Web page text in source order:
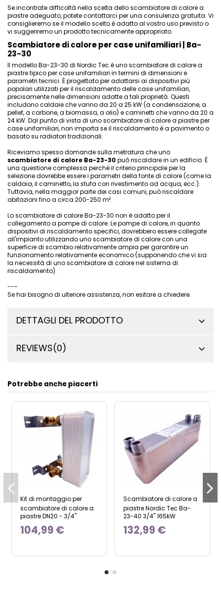
Se incontrate difficoltà nella scelta dello scambiatore di calore a
piastre adeguato, potete contattarci per una consulenza gratuita. Vi
consiglieremo se il modello scelto è adatto al vostro uso previsto o
vi suggeriremo un prodotto tecnicamente appropriato.
Scambiatore di calore per case unifamiliari | Ba-
23-30
Il modello Ba-23-30 di Nordic Tec è uno scambiatore di calore a
piastre tipico per case unifamiliari in termini di dimensioni e
parametri tecnici. È progettato per adattarsi ai dispositivi più
popolari utilizzati per il riscaldamento delle case unifamiliari,
precisamente nelle dimensioni adatte a tali proprietà. Questi
includono caldaie che vanno da 20 a 25 kW (a condensazione, a
pellet, a carbone, a biomassa, a olio) e caminetti che vanno da 20 a
24 kW. Dal punto di vista di uno scambiatore di calore a piastre per
case unifamiliari, non importa se il riscaldamento è a pavimento o
basato su radiatori tradizionali.
Riceviamo spesso domande sulla metratura che uno
scambiatore di calore Ba-23-30 può riscaldare in un edificio. È
una questione complessa perché il criterio principale per la
selezione dovrebbe essere i parametri della fonte di calore (come la
caldaia, il caminetto, la stufa con rivestimento ad acqua, ecc.).
Tuttavia, nella maggior parte dei casi comuni, può riscaldare
abitazioni fino a circa 200-250 m².
Lo scambiatore di calore Ba-23-30 non è adatto per il
collegamento a pompe di calore. Le pompe di calore, in quanto
dispositivi di riscaldamento specifici, dovrebbero essere collegate
all'impianto utilizzando uno scambiatore di calore con una
superficie di scambio relativamente ampia per garantire un
funzionamento relativamente economico (supponendo che vi sia
la necessità di uno scambiatore di calore nel sistema di
riscaldamento).
---
Se hai bisogno di ulteriore assistenza, non esitare a chiedere.
DETTAGLI DEL PRODOTTO
REVIEWS(0)
Potrebbe anche piacerti
Kit di montaggio per
scambiatore di calore a
piastre DN20 - 3/4"
104,99 €
Scambiatore di calore a
piastre Nordic Tec Ba-
23-40 3/4" 165kW
132,99 €